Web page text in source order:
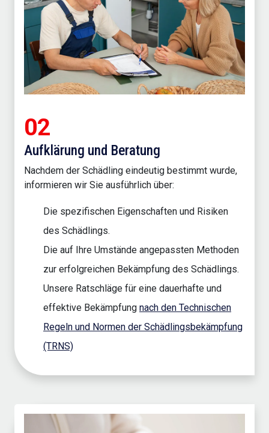
02
Aufklärung und Beratung
Nachdem der Schädling eindeutig bestimmt wurde,
informieren wir Sie ausführlich über:
Die spezifischen Eigenschaften und Risiken
des Schädlings.
Die auf Ihre Umstände angepassten Methoden
zur erfolgreichen Bekämpfung des Schädlings.
Unsere Ratschläge für eine dauerhafte und
effektive Bekämpfung nach den Technischen
Regeln und Normen der Schädlingsbekämpfung
(TRNS)